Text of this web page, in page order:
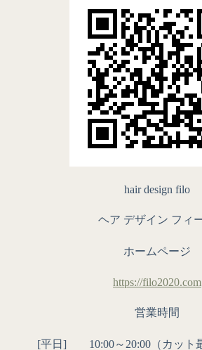
hair design filo
ヘア デザイン フィ
ホームページ
https://filo2020.com
営業時間
[平日] 10:00～20:00（カット最